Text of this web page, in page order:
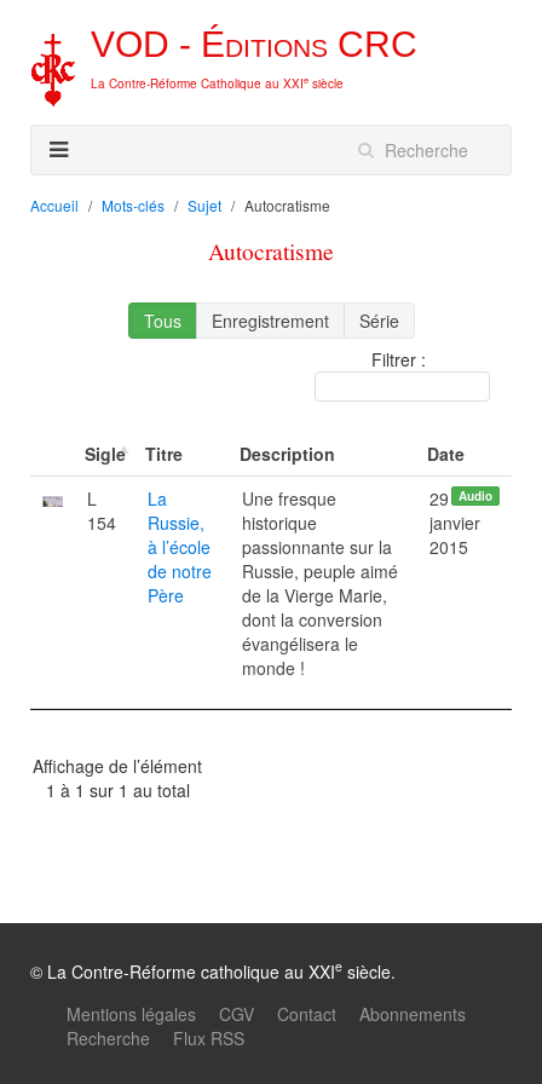
VOD - Éditions CRC
La Contre-Réforme Catholique au XXIe siècle
Accueil Mots-clés Sujet Autocratisme
Autocratisme
Tous Enregistrement
Série
Filtrer :
Sigle Titre Description
Date
L
154
La
Russie,
à l’école
de notre
Père
Une fresque
historique
passionnante sur la
Russie, peuple aimé
de la Vierge Marie,
dont la conversion
évangélisera le
monde !
Audio
29
janvier
2015
Affichage de l’élément
1 à 1 sur 1 au total
© La Contre-Réforme catholique au XXIe siècle.
Mentions légales
CGV Contact
Abonnements
Recherche
Flux RSS